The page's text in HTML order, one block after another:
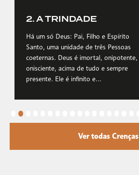
2. A TRINDADE
Há um só Deus: Pai, Filho e Espírito
Santo, uma unidade de três Pessoas
coeternas. Deus é imortal, onipotente,
onisciente, acima de tudo e sempre
presente. Ele é infinito e...
Ver todas Crenças